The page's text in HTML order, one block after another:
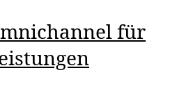
für